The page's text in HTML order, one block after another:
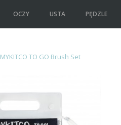
OCZY USTA PĘDZLE
MYKITCO TO GO Brush Set